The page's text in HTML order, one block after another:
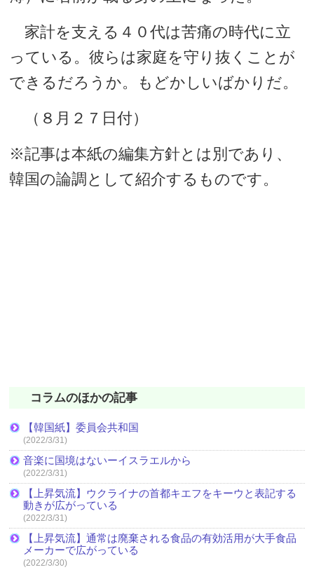
家計を支える４０代は苦痛の時代に立
っている。彼らは家庭を守り抜くことが
できるだろうか。もどかしいばかりだ。
（８月２７日付）
※記事は本紙の編集方針とは別であり、
韓国の論調として紹介するものです。
コラムのほかの記事
【韓国紙】委員会共和国
(2022/3/31)
音楽に国境はないーイスラエルから
(2022/3/31)
【上昇気流】ウクライナの首都キエフをキーウと表記する
動きが広がっている
(2022/3/31)
【上昇気流】通常は廃棄される食品の有効活用が大手食品
メーカーで広がっている
(2022/3/30)